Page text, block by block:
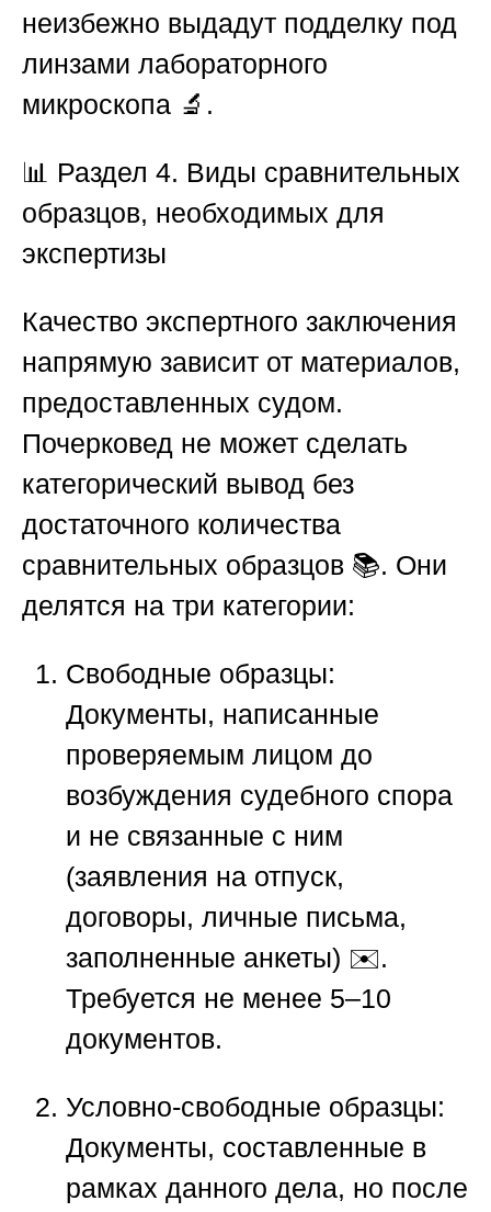
неизбежно выдадут подделку под
линзами лабораторного
микроскопа 🔬.
📊 Раздел 4. Виды сравнительных
образцов, необходимых для
экспертизы
Качество экспертного заключения
напрямую зависит от материалов,
предоставленных судом.
Почерковед не может сделать
категорический вывод без
достаточного количества
сравнительных образцов 📚. Они
делятся на три категории:
Свободные образцы:
Документы, написанные
проверяемым лицом до
возбуждения судебного спора
и не связанные с ним
(заявления на отпуск,
договоры, личные письма,
заполненные анкеты) ✉️.
Требуется не менее 5–10
документов.
Условно-свободные образцы:
Документы, составленные в
рамках данного дела, но после